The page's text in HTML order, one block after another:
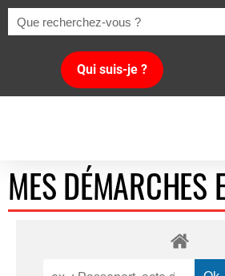
Qui suis-je ?
MES DÉMARCHES